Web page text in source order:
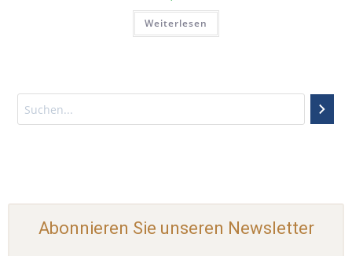
Weiterlesen
Abonnieren Sie unseren Newsletter